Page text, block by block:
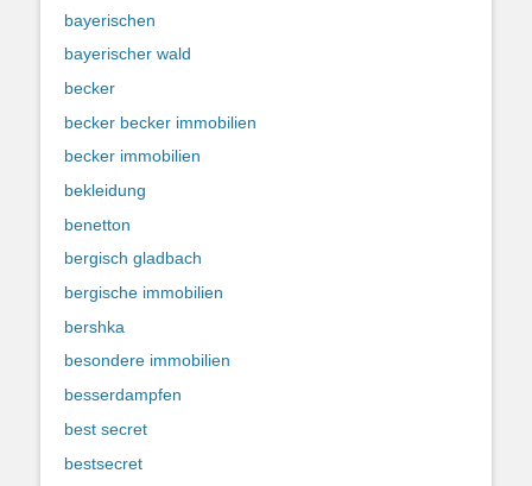
bayerischen
bayerischer wald
becker
becker becker immobilien
becker immobilien
bekleidung
benetton
bergisch gladbach
bergische immobilien
bershka
besondere immobilien
besserdampfen
best secret
bestsecret